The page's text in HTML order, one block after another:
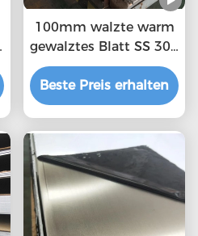
100mm walzte warm
gewalztes Blatt SS 304
kalt
Beste Preis erhalten